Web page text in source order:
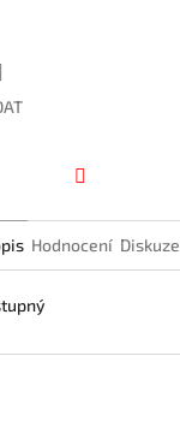
Hodnocení Diskuze